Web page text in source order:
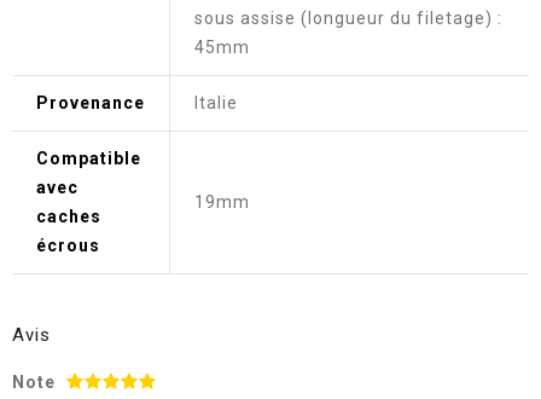
sous assise (longueur du filetage) :
45mm
Provenance Italie
Compatible
avec
caches
écrous
19mm
Avis
Note